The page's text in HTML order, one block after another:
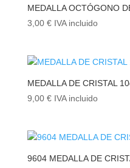
MEDALLA OCTÓGONO
3,00 € IVA incluido
MEDALLA DE CRISTAL
9,00 € IVA incluido
9604 MEDALLA DE